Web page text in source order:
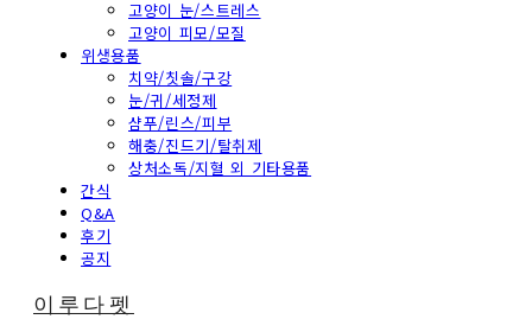
고양이 눈/스트레스
고양이 피모/모질
위생용품
치약/칫솔/구강
눈/귀/세정제
샴푸/린스/피부
해충/진드기/탈취제
상처소독/지혈 외 기타용품
간식
Q&A
후기
공지
이루다펫